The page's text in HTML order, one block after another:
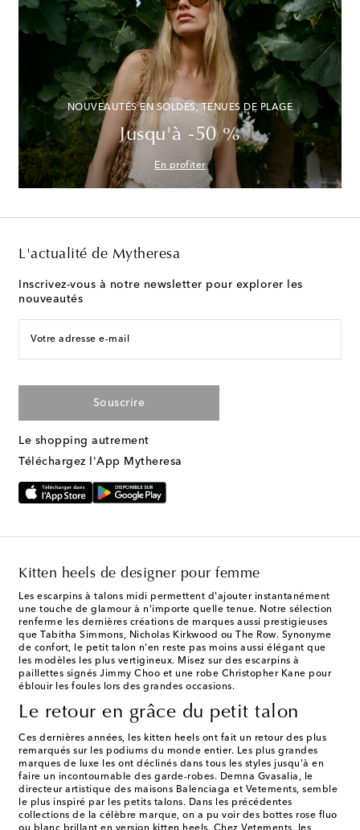
NOUVEAUTÉS EN SOLDES, TENUES DE PLAGE
Jusqu'à -50 %
En profiter
L'actualité de Mytheresa
Inscrivez-vous à notre newsletter pour explorer les
nouveautés
Votre adresse e-mail
Souscrire
Le shopping autrement
Téléchargez l'App Mytheresa
Kitten heels de designer pour femme
Les escarpins à talons midi permettent d'ajouter instantanément
une touche de glamour à n'importe quelle tenue. Notre sélection
renferme les dernières créations de marques aussi prestigieuses
que Tabitha Simmons, Nicholas Kirkwood ou The Row. Synonyme
de confort, le petit talon n'en reste pas moins aussi élégant que
les modèles les plus vertigineux. Misez sur des escarpins à
paillettes signés Jimmy Choo et une robe Christopher Kane pour
éblouir les foules lors des grandes occasions.
Le retour en grâce du petit talon
Ces dernières années, les kitten heels ont fait un retour des plus
remarqués sur les podiums du monde entier. Les plus grandes
marques de luxe les ont déclinés dans tous les styles jusqu'à en
faire un incontournable des garde-robes. Demna Gvasalia, le
directeur artistique des maisons Balenciaga et Vetements, semble
le plus inspiré par les petits talons. Dans les précédentes
collections de la célèbre marque, on a pu voir des bottes rose fluo